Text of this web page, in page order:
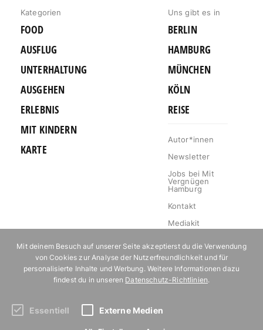
Kategorien
FOOD
AUSFLUG
UNTERHALTUNG
AUSGEHEN
ERLEBNIS
MIT KINDERN
KARTE
Uns gibt es in
BERLIN
HAMBURG
MÜNCHEN
KÖLN
REISE
Autor*innen
Newsletter
Jobs bei Mit
Vergnügen
Hamburg
Kontakt
Mediakit
Datenschutz
Willkommen im
Klub!
Abonniere unseren Newsletter!
Mit deinem Besuch auf unserer Seite akzeptierst du die Verwendung
von Cookies zur Analyse der Nutzerfreundlichkeit und für
personalisierte Inhalte und Werbung. Weitere Informationen dazu
findest du in unseren Datenschutz-Richtlinien.
Essentiell Externe Medien